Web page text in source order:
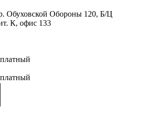
Обуховской Обороны 120, Б/Ц
К, офис 133